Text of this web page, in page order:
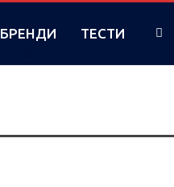
БРЕНДИ ТЕСТИ